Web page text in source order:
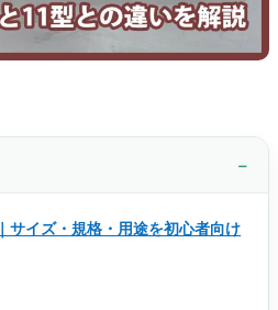
サイズ・規格・用途を初心者向け